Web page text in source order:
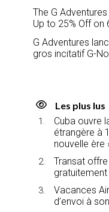
The G
Up to 25% Off on
G Adventures
gros incitatif G-
Les plus lus
Cuba ouvre
étrangère à
nouvelle ère
Transat offre
gratuitement
Vacances
d’envoi à